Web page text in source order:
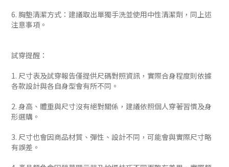
6. 胸墊清潔方式：建議取出單獨手洗並使用中性清潔劑，同上述
注意事項。
試穿提醒：
1. 尺寸表及試穿報告僅提供尺碼對照資訊，實際合身程度則依據
各款設計與各自身型會有所不同。
2. 身高、體重與尺寸沒有絕對關係，建議依照個人穿著習慣及身
形選購。
3. 尺寸也會因商品材質、彈性、設計不同，可能會與實際尺寸略
有誤差。